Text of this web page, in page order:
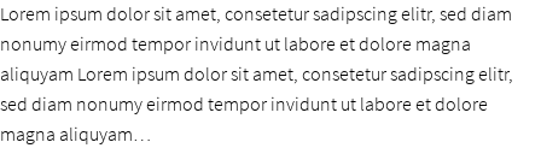
Lorem ipsum dolor sit amet, consetetur sadipscing elitr, sed diam
nonumy eirmod tempor invidunt ut labore et dolore magna
aliquyam Lorem ipsum dolor sit amet, consetetur sadipscing elitr,
sed diam nonumy eirmod tempor invidunt ut labore et dolore
magna aliquyam…